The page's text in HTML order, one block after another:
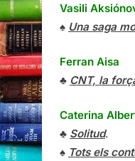
Vasili
♠ Una saga
Ferran Aisa
♣ CNT, la
Caterina
♣ Solitud.
♠ Tots els